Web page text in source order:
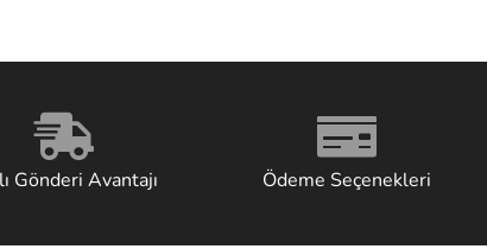
Gönderi Avantajı Ödeme Seçenekleri